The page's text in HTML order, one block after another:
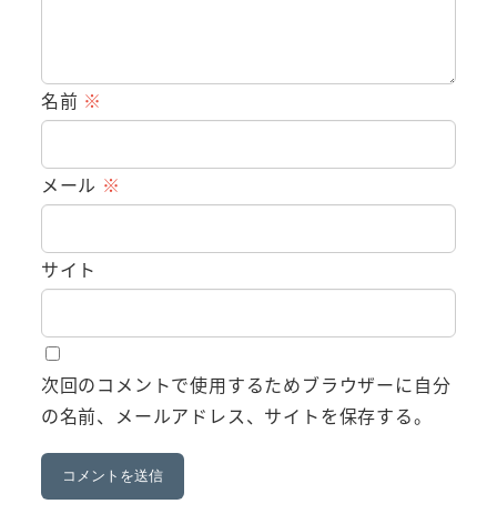
名前 ※
メール ※
サイト
次回のコメントで使用するためブラウザーに自分
の名前、メールアドレス、サイトを保存する。